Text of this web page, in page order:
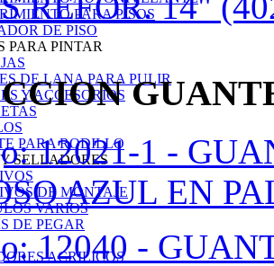
PARA PISOS
DE PISO
PARA PINTAR
DE LANA PARA PULIR
Y ACCESORIOS
PARA RODILLO
SELLADORES
DE MONTAJE
VARIOS
DE PEGAR
ACRILICOS
12021-1 -
AZUL EN
12040 -